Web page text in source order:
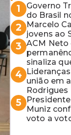
1
Governo
do Brasil
2
Marcelo
jovens ao
3 ACM Neto
sinaliza
4
união em
Rodrigues
5
Muniz
voto a